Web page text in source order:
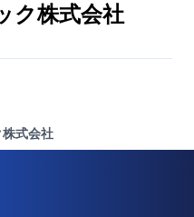
ク株式会社
式会社